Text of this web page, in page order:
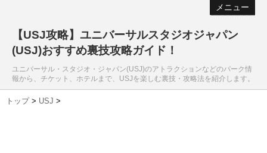
メニュー
【USJ攻略】ユニバーサルスタジオジャパン
(USJ)おすすめ裏技攻略ガイド！
ユニバーサル・スタジオ・ジャパン(USJ)のアトラクションなどのパーク情
報から、チケット、ホテルまで、USJを楽しむ裏技・攻略法を紹介します。
トップ > USJ >